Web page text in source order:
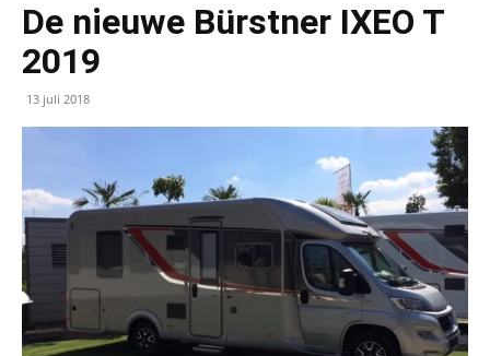
De nieuwe Bürstner IXEO T
2019
13 juli 2018